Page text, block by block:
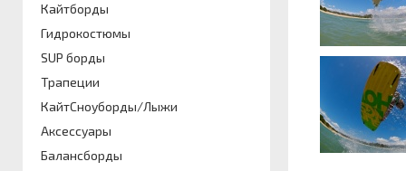
Кайтборды
Гидрокостюмы
SUP борды
Трапеции
КайтСноуборды/Лыжи
Аксессуары
Балансборды